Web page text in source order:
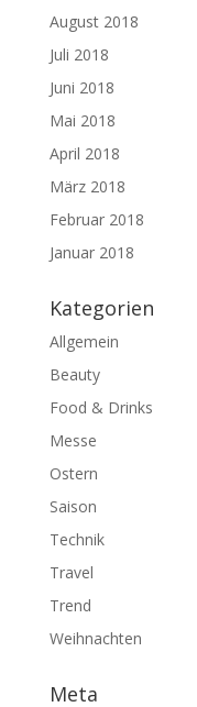
August 2018
Juli 2018
Juni 2018
Mai 2018
April 2018
März 2018
Februar 2018
Januar 2018
Kategorien
Allgemein
Beauty
Food & Drinks
Messe
Ostern
Saison
Technik
Travel
Trend
Weihnachten
Meta